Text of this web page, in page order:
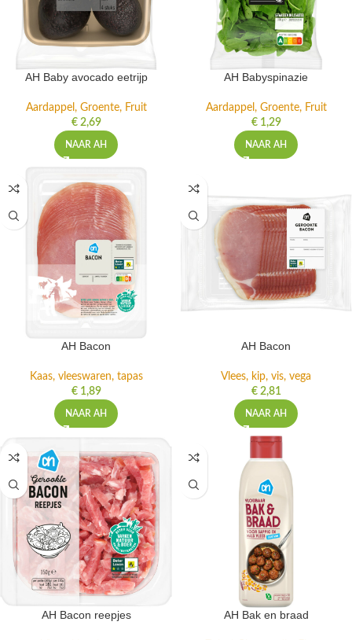
AH Baby avocado eetrijp
Aardappel, Groente, Fruit
€2,69
NAAR AH
AH Babyspinazie
Aardappel, Groente, Fruit
€1,29
NAAR AH
AH Bacon
Kaas, vleeswaren, tapas
€1,89
NAAR AH
AH Bacon
Vlees, kip, vis, vega
€2,81
NAAR AH
AH Bacon reepjes AH Bak en braad